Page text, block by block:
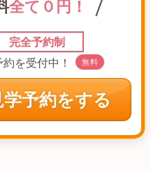
全て０円！
完全予約制
約を受付中！
無料
学予約をする